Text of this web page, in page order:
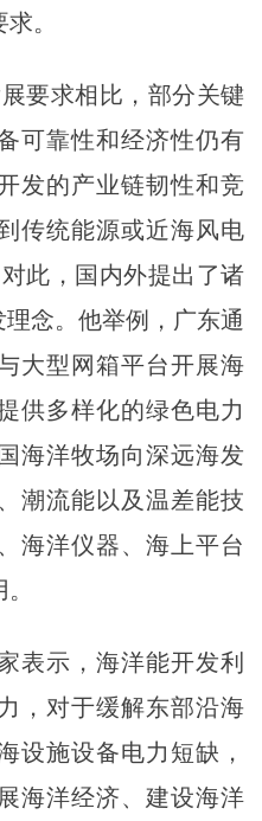
。
要求相比，部分关键
可靠性和经济性仍有
发的产业链韧性和竞
传统能源或近海风电
此，国内外提出了诸
念。他举例，广东通
大型网箱平台开展海
供多样化的绿色电力
海洋牧场向深远海发
潮流能以及温差能技
海洋仪器、海上平台
示，海洋能开发利
，对于缓解东部沿海
设施设备电力短缺，
海洋经济、建设海洋